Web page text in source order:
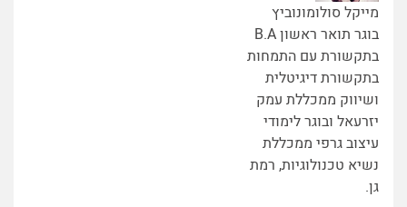
מייקל סולומונוביץ
בוגר תואר ראשון B.A
בתקשורת עם התמחות
בתקשורת דיגיטלית
ושיווק ממכללת עמק
יזרעאל ובוגר לימודי
עיצוב גרפי ממכללת
נשיא טכנולוגיות, רמת
גן.